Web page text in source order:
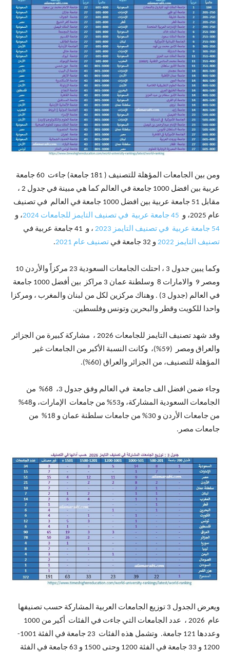
ومن بين الجامعات المؤهلة للتصنيف ( 181 جامعة) جاءت 60 جامعة
عربية بين افضل 1000 جامعة في العالم كما هي مبينة في جدول 2 ،
مقابل 51 جامعة عربية بين افضل 1000 جامعة في العالم في تصنيف
عام 2025، و
45 جامعة عربية في تصنيف التايمز للجامعات 2024
، و
54 جامعة عربية في تصنيف التايمز 2023
، و 41 جامعة عربية في
تصنيف التايمز 2022
و 32 جامعة في تصنيف عام 2021 .
وكما يبين جدول 3 ، احتلت الجامعات السعودية 23 مركزاً والأردن 10
ومصر 9 والامارات 8 وسلطنة عمان 3 مراكز بين أفضل 1000 جامعة
في العالم (جدول 3) . وهناك مركزين لكل من لبنان والمغرب ، ومركزا
واحدا للكويت وقطر والبحرين وتونس وفلسطين.
وقد شهد تصنيف التايمز للجامعات 2026 ، مشاركة كبيرة من الجزائر
والعراق ومصر (59%)، وكانت النسبة الأكبر من الجامعات غير
المؤهلة للتصنيف، من الجزائر والعراق (60%).
وجاء ضمن افضل الف جامعة في العالم وفق جدول 3، 68% من
الجامعات السعودية المشاركة، و53% من جامعات الإمارات، و48%
من جامعات الأردن و 30% من جامعات سلطنة عمان و 18% من
جامعات مصر.
ويعرض الجدول 3 توزيع الجامعات العربية المشاركة حسب تصنيفها
عام 2026 ، عدد الجامعات التي جاءت في الفئات أكير من 1000
وعددها 121 جامعة. وتشمل هذه الفئات 23 جامعة في الفئة 1001-
1200 و 33 جامعة في الفئة 1200 وحتى 1500 و 63 جامعة في الفئة